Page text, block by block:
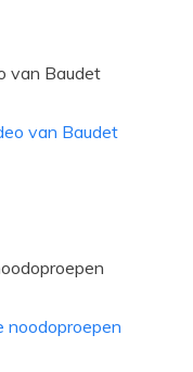
van Baudet